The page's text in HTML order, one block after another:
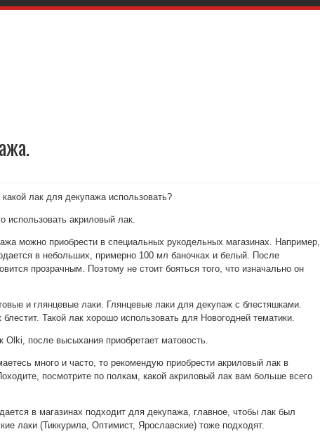
лак для декупажа использовать?
использовать акриловый лак.
можно приобрести в специальных рукодельных магазинах. Например,
в небольших, примерно 100 мл баночках и белый. После
прозрачным. Поэтому не стоит бояться того, что изначально он
и глянцевые лаки. Глянцевые лаки для декупаж с блестяшками.
Такой лак хорошо использовать для Новогодней тематики.
Olki, после высыхания приобретает матовость.
много и часто, то рекомендую приобрести акриловый лак в
посмотрите по полкам, какой акриловый лак вам больше всего
в магазинах подходит для декупажа, главное, чтобы лак был
лаки (Тиккурила, Оптимист, Ярославские) тоже подходят.